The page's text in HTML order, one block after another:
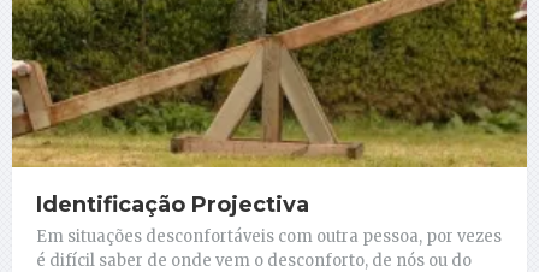
Identificação Projectiva
Em situações desconfortáveis com outra pessoa, por vezes
é difícil saber de onde vem o desconforto, de nós ou do